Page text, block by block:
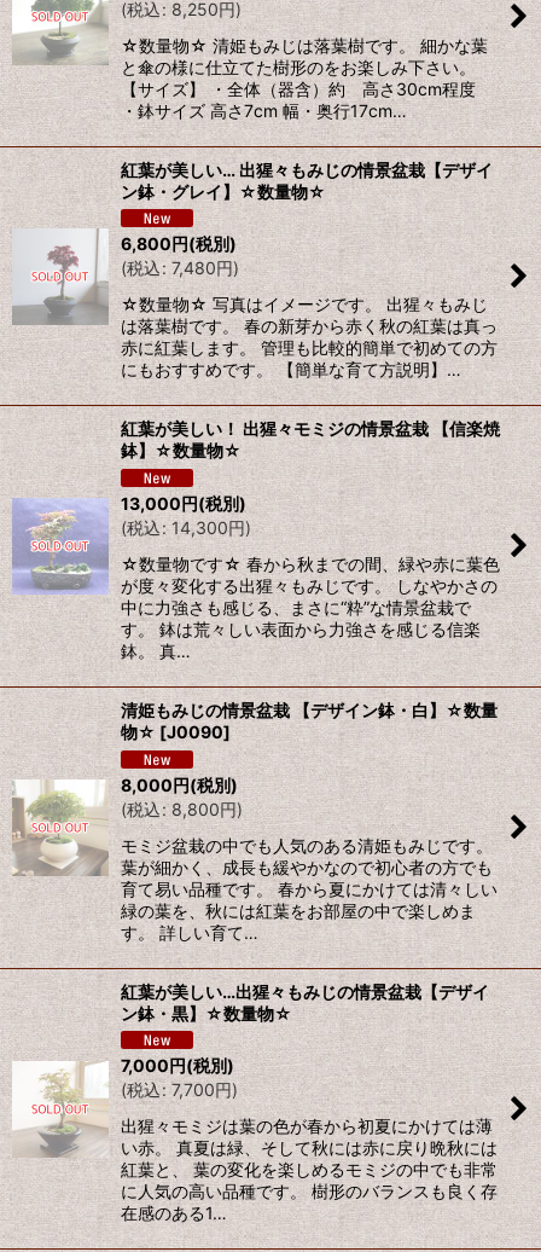
(税込: 8,250円)
☆数量物☆ 清姫もみじは落葉樹です。 細かな葉
と傘の様に仕立てた樹形のをお楽しみ下さい。
【サイズ】 ・全体（器含）約 高さ30cm程度
・鉢サイズ 高さ7cm 幅・奥行17cm…
紅葉が美しい… 出猩々もみじの情景盆栽【デザイ
ン鉢・グレイ】☆数量物☆
6,800円(税別)
(税込: 7,480円)
☆数量物☆ 写真はイメージです。 出猩々もみじ
は落葉樹です。 春の新芽から赤く秋の紅葉は真っ
赤に紅葉します。 管理も比較的簡単で初めての方
にもおすすめです。 【簡単な育て方説明】…
紅葉が美しい！ 出猩々モミジの情景盆栽 【信楽焼
鉢】☆数量物☆
13,000円(税別)
(税込: 14,300円)
☆数量物です☆ 春から秋までの間、緑や赤に葉色
が度々変化する出猩々もみじです。 しなやかさの
中に力強さも感じる、まさに“粋”な情景盆栽で
す。 鉢は荒々しい表面から力強さを感じる信楽
鉢。 真…
清姫もみじの情景盆栽 【デザイン鉢・白】☆数量
物☆ [J0090]
8,000円(税別)
(税込: 8,800円)
モミジ盆栽の中でも人気のある清姫もみじです。
葉が細かく、成長も緩やかなので初心者の方でも
育て易い品種です。 春から夏にかけては清々しい
緑の葉を、秋には紅葉をお部屋の中で楽しめま
す。 詳しい育て…
紅葉が美しい…出猩々もみじの情景盆栽【デザイ
ン鉢・黒】☆数量物☆
7,000円(税別)
(税込: 7,700円)
出猩々モミジは葉の色が春から初夏にかけては薄
い赤。 真夏は緑、そして秋には赤に戻り晩秋には
紅葉と、 葉の変化を楽しめるモミジの中でも非常
に人気の高い品種です。 樹形のバランスも良く存
在感のある1…